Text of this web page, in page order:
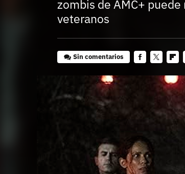
zombis de AMC+
veteranos
Sin comentarios